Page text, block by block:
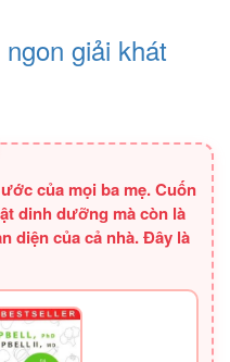
giải khát
của mọi ba mẹ. Cuốn
dinh dưỡng mà còn là
diện của cả nhà. Đây là